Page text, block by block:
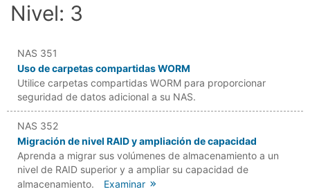
Nivel: 3
NAS 351
Uso de carpetas compartidas WORM
Utilice carpetas compartidas WORM para proporcionar
seguridad de datos adicional a su NAS.
NAS 352
Migración de nivel RAID y ampliación de capacidad
Aprenda a migrar sus volúmenes de almacenamiento a un
nivel de RAID superior y a ampliar su capacidad de
almacenamiento.
Examinar